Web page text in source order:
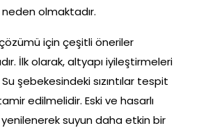
olmaktadır.
için çeşitli öneriler
İlk olarak, altyapı iyileştirmeleri
Su şebekesindeki sızıntılar tespit
edilmelidir. Eski ve hasarlı
suyun daha etkin bir